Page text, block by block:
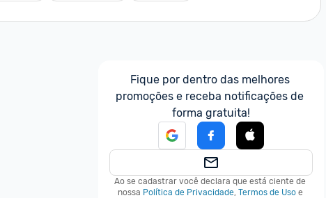
Fique por dentro das melhores
promoções e receba notificações de
forma gratuita!
Ao se cadastrar você declara que está ciente de
nossa Política de Privacidade, Termos de Uso e